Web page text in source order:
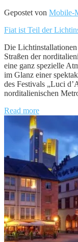
Gepostet von Mobile-
Fiat ist Teil der
Die Lichtinstallationen
Straßen der
eine ganz spezielle
im Glanz einer
des Festivals „Luci
norditalienischen
Read more